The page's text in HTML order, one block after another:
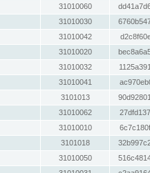
31010060
31010030
31010042
31010020
31010032
31010041
3101013
31010062
31010010
3101018
31010050